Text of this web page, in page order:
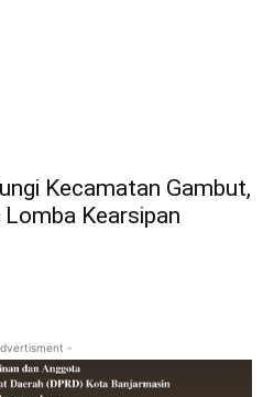
Kecamatan Gambut,
Kearsipan
-